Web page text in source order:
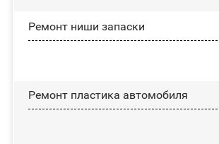
Ремонт ниши запаски
Ремонт пластика автомобиля